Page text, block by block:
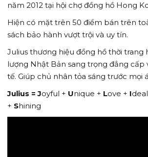
năm 2012 tại hội chợ đồng hồ Hong
Hiện có mặt trên 50 điểm bán trên
sách bảo hành vượt trội và uy tín.
Julius thương hiệu đồng hồ thời trang
lượng Nhật Bản sang trọng đẳng cấp
tế. Giúp chủ nhân tỏa sáng trước mọi
Julius = Joyful + Unique + Love + I
+ Shining